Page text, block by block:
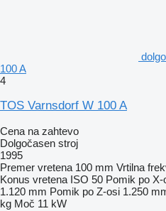
100 A
4
TOS Varnsdorf W 100 A
Cena na zahtevo
Dolgočasen stroj
1995
Premer vretena 100 mm Vrtilna
Konus vretena ISO 50 Pomik po X-
1.120 mm Pomik po Z-osi 1.250
kg Moč 11 kW